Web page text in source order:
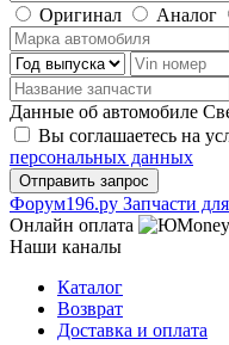
Оригинал Аналог
Данные об автомобиле
Вы соглашаетесь на
персональных данных
Фoрум196.ру Запчасти
Онлайн оплата
Наши каналы
Каталог
Возврат
Доставка и оплата